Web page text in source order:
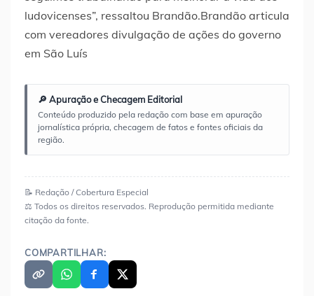
ludovicenses”, ressaltou Brandão.Brandão articula
com vereadores divulgação de ações do governo
em São Luís
🔎 Apuração e Checagem Editorial
Conteúdo produzido pela redação com base em apuração
jornalística própria, checagem de fatos e fontes oficiais da
região.
📝 Redação / Cobertura Especial
⚖️ Todos os direitos reservados. Reprodução permitida mediante
citação da fonte.
COMPARTILHAR: